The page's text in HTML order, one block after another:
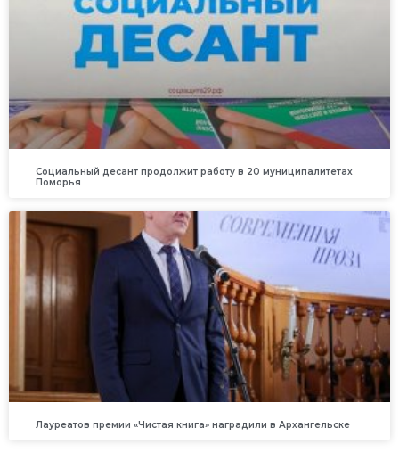
Социальный десант продолжит работу в 20 муниципалитетах
Поморья
Лауреатов премии «Чистая книга» наградили в Архангельске